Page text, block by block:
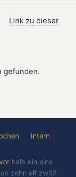
Link zu dieser
gefunden.
Intern
halb ein eins
zehn elf zwölf